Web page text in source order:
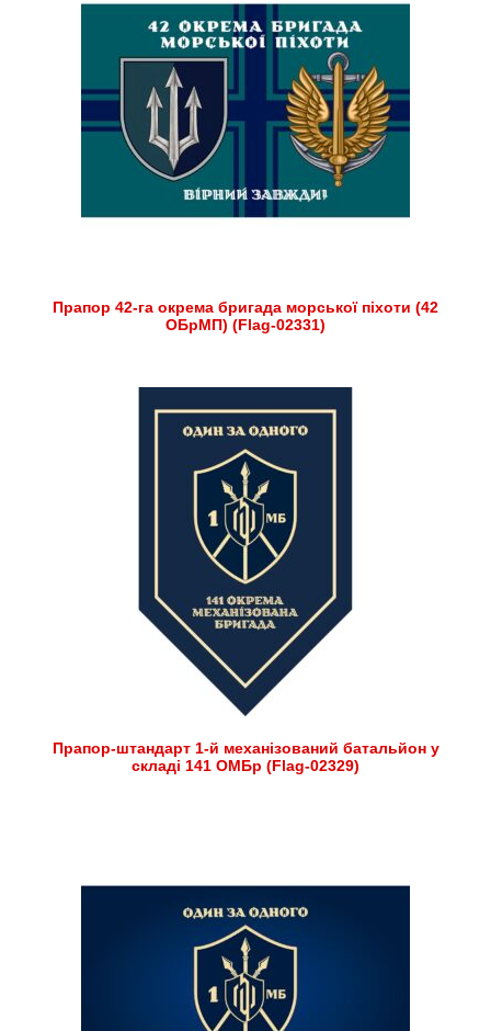
Прапор 42-га окрема бригада морської піхоти (42
ОБрМП) (Flag-02331)
Прапор-штандарт 1-й механізований батальйон у
складі 141 ОМБр (Flag-02329)